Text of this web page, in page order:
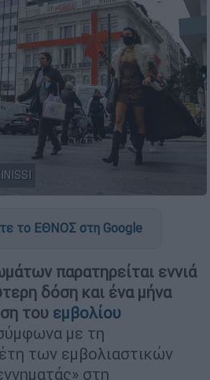
το ΕΘΝΟΣ στη Google
παρατηρείται εννιά
δόση και ένα μήνα
του εμβολίου
με τη
των εμβολιαστικών
στη